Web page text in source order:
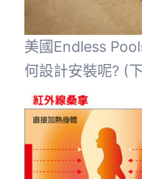
美國Endless
何設計安裝呢? (